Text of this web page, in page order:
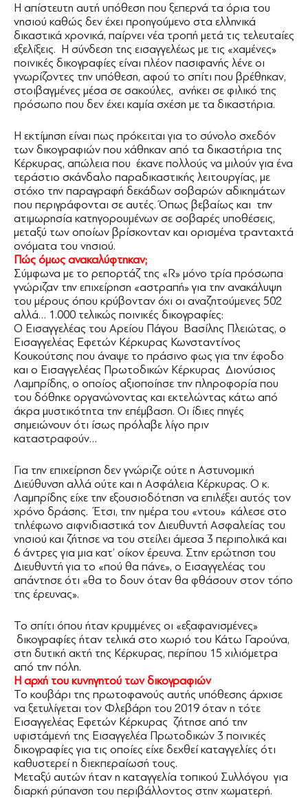
Η απίστευτη αυτή υπόθεση που ξεπερνά τα όρια του
νησιού καθώς δεν έχει προηγούμενο στα ελληνικά
δικαστικά χρονικά, παίρνει νέα τροπή μετά τις τελευταίες
εξελίξεις. Η σύνδεση της εισαγγελέως με τις «χαμένες»
ποινικές δικογραφίες είναι πλέον πασιφανής λένε οι
γνωρίζοντες την υπόθεση, αφού το σπίτι που βρέθηκαν,
στοιβαγμένες μέσα σε σακούλες, ανήκει σε φιλικό της
πρόσωπο που δεν έχει καμία σχέση με τα δικαστήρια.
Η εκτίμηση είναι πως πρόκειται για το σύνολο σχεδόν
των δικογραφιών που χάθηκαν από τα δικαστήρια της
Κέρκυρας, απώλεια που έκανε πολλούς να μιλούν για ένα
τεράστιο σκάνδαλο παραδικαστικής λειτουργίας, με
στόχο την παραγραφή δεκάδων σοβαρών αδικημάτων
που περιγράφονται σε αυτές. Όπως βεβαίως και την
ατιμωρησία κατηγορουμένων σε σοβαρές υποθέσεις,
μεταξύ των οποίων βρίσκονταν και ορισμένα τρανταχτά
ονόματα του νησιού.
Πώς όμως ανακαλύφτηκαν;
Σύμφωνα με το ρεπορτάζ της «R» μόνο τρία πρόσωπα
γνώριζαν την επιχείρηση «αστραπή» για την ανακάλυψη
του μέρους όπου κρύβονταν όχι οι αναζητούμενες 502
αλλά… 1.000 τελικώς ποινικές δικογραφίες:
Ο Εισαγγελέας του Αρείου Πάγου Βασίλης Πλειώτας, ο
Εισαγγελέας Εφετών Κέρκυρας Κωνσταντίνος
Κουκούτσης που άναψε το πράσινο φως για την έφοδο
και ο Εισαγγελέας Πρωτοδικών Κέρκυρας Διονύσιος
Λαμπρίδης, ο οποίος αξιοποίησε την πληροφορία που
του δόθηκε οργανώνοντας και εκτελώντας κάτω από
άκρα μυστικότητα την επέμβαση. Οι ίδιες πηγές
σημειώνουν ότι ίσως πρόλαβε λίγο πριν
καταστραφούν…
Για την επιχείρηση δεν γνώριζε ούτε η Αστυνομική
Διεύθυνση αλλά ούτε και η Ασφάλεια Κέρκυρας. Ο κ.
Λαμπρίδης είχε την εξουσιοδότηση να επιλέξει αυτός τον
χρόνο δράσης. Έτσι, την ημέρα του «ντου» κάλεσε στο
τηλέφωνο αιφνιδιαστικά τον Διευθυντή Ασφαλείας του
νησιού και ζήτησε να του στείλει άμεσα 3 περιπολικά και
6 άντρες για μια κατ’ οίκον έρευνα. Στην ερώτηση του
Διευθυντή για το «πού θα πάνε», ο Εισαγγελέας του
απάντησε ότι «θα το δουν όταν θα φθάσουν στον τόπο
της έρευνας».
Το σπίτι όπου ήταν κρυμμένες οι «εξαφανισμένες»
δικογραφίες ήταν τελικά στο χωριό του Κάτω Γαρούνα,
στη δυτική ακτή της Κέρκυρας, περίπου 15 χιλιόμετρα
από την πόλη.
Η αρχή του κυνηγητού των δικογραφιών
Το κουβάρι της πρωτοφανούς αυτής υπόθεσης άρχισε
να ξετυλίγεται τον Φλεβάρη του 2019 όταν η τότε
Εισαγγελέας Εφετών Κέρκυρας ζήτησε από την
υφιστάμενή της Εισαγγελέα Πρωτοδικών 3 ποινικές
δικογραφίες για τις οποίες είχε δεχθεί καταγγελίες ότι
καθυστερεί η διεκπεραίωσή τους.
Μεταξύ αυτών ήταν η καταγγελία τοπικού Συλλόγου για
διαρκή ρύπανση του περιβάλλοντος στην χωματερή.